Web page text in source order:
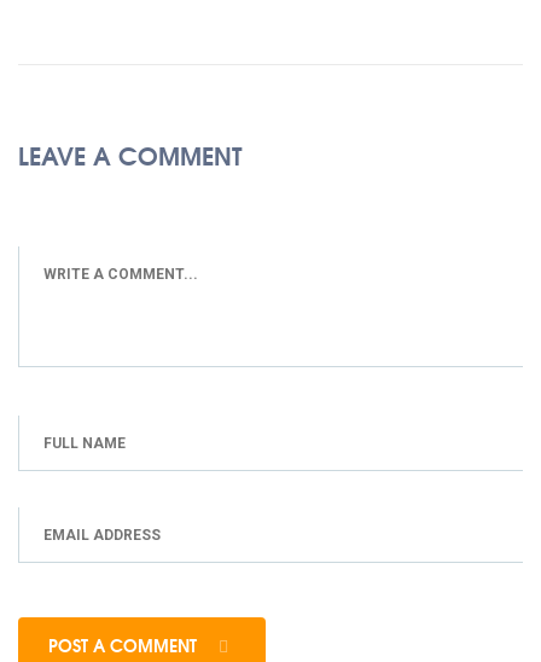
LEAVE A COMMENT
POST A COMMENT